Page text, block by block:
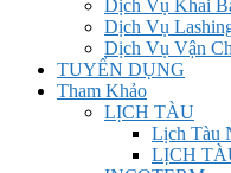
Dịch Vụ Khai
Dịch Vụ
Dịch Vụ Vận
TUYỂN DỤNG
Tham Khảo
LỊCH TÀU
Lịch Tàu
LỊCH